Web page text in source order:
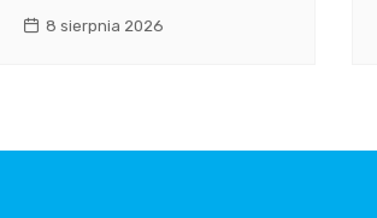
8 sierpnia 2026